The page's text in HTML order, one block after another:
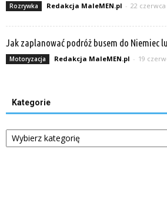
Rozrywka Redakcja MaleMEN.pl - 22 czerwca
Jak zaplanować podróż busem do Niemiec
Motoryzacja Redakcja MaleMEN.pl - 19
Kategorie
Kategorie